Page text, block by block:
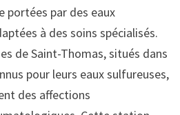
portées par des eaux
à des soins spécialisés.
de Saint-Thomas, situés dans
pour leurs eaux sulfureuses,
des affections